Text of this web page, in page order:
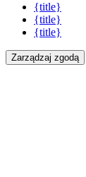
{title}
{title}
{title}
Zarządzaj zgodą